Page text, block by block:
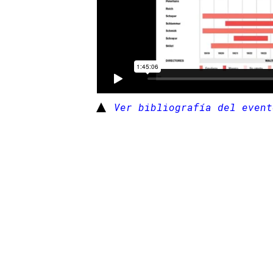
Ver bibliografía del